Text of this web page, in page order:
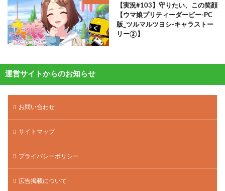
【実況#103】守りたい、この笑顔
【ウマ娘プリティーダービー-PC
版_ツルマルツヨシ-キャラストー
リー②】
運営サイトからのお知らせ
お問い合わせ
サイトマップ
プライバシーポリシー
広告掲載について